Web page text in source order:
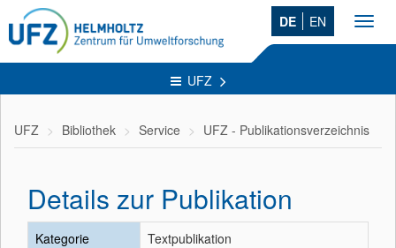
DE EN
UFZ
UFZ Bibliothek Service UFZ - Publikationsverzeichnis
Details zur Publikation
Kategorie
Textpublikation